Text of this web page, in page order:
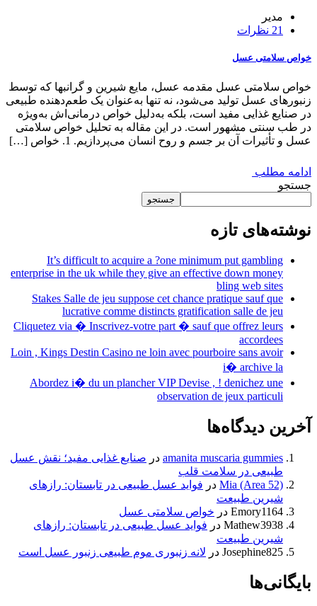
مدیر
21 نظرات
خواص سلامتی عسل
خواص سلامتی عسل مقدمه عسل، مایع شیرین و گرانبها که توسط
زنبورهای عسل تولید می‌شود، نه تنها به‌عنوان یک طعم‌دهنده طبیعی
در صنایع غذایی مفید است، بلکه به‌دلیل خواص درمانی‌اش به‌ویژه
در طب سنتی مشهور است. در این مقاله به تحلیل خواص سلامتی
عسل و تأثیرات آن بر جسم و روح انسان می‌پردازیم. 1. خواص […]
ادامه مطلب
جستجو
جستجو
نوشته‌های تازه
It’s difficult to acquire a ?one minimum put gambling
enterprise in the uk while they give an effective down money
bling web sites
Stakes Salle de jeu suppose cet chance pratique sauf que
lucrative comme distincts gratification salle de jeu
Cliquetez via � Inscrivez-votre part � sauf que offrez leurs
accordees
Loin , Kings Destin Casino ne loin avec pourboire sans avoir
i� archive la
Abordez i� du un plancher VIP Devise , ! denichez une
observation de jeux particuli
آخرین دیدگاه‌ها
amanita muscaria gummies در صنایع غذایی مفید؛ نقش عسل
طبیعی در سلامت قلب
Mia (Area 52) در فواید عسل طبیعی در تابستان: رازهای
شیرین طبیعت
Emory1164 در خواص سلامتی عسل
Mathew3938 در فواید عسل طبیعی در تابستان: رازهای
شیرین طبیعت
Josephine825 در لانه زنبوری موم طبیعی زنبور عسل است
بایگانی‌ها